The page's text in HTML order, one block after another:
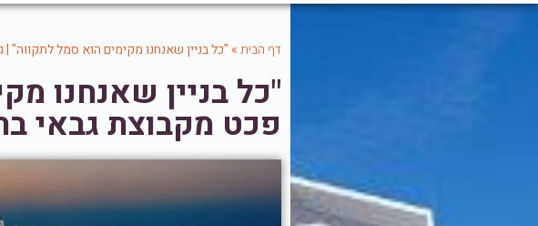
דף הבית » "כל בניין שאנחנו מקימים הוא סמל לתקווה" |
"כל בניין שאנחנו
פכט מקבוצת גבאי